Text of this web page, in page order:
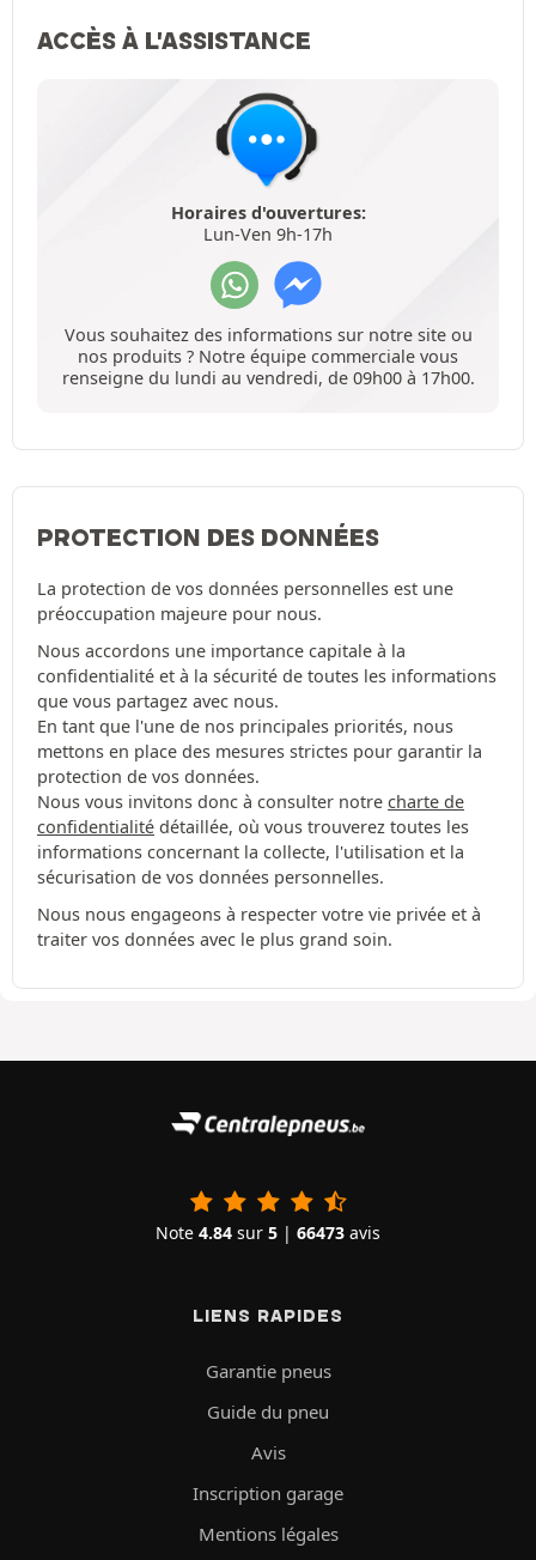
ACCÈS À L'ASSISTANCE
Horaires d'ouvertures:
Lun-Ven 9h-17h
Vous souhaitez des informations sur notre site ou
nos produits ? Notre équipe commerciale vous
renseigne du lundi au vendredi, de 09h00 à 17h00.
PROTECTION DES DONNÉES
La protection de vos données personnelles est une
préoccupation majeure pour nous.
Nous accordons une importance capitale à la
confidentialité et à la sécurité de toutes les informations
que vous partagez avec nous.
En tant que l'une de nos principales priorités, nous
mettons en place des mesures strictes pour garantir la
protection de vos données.
Nous vous invitons donc à consulter notre charte de
confidentialité détaillée, où vous trouverez toutes les
informations concernant la collecte, l'utilisation et la
sécurisation de vos données personnelles.
Nous nous engageons à respecter votre vie privée et à
traiter vos données avec le plus grand soin.
Note 4.84 sur 5 | 66473 avis
LIENS RAPIDES
Garantie pneus
Guide du pneu
Avis
Inscription garage
Mentions légales